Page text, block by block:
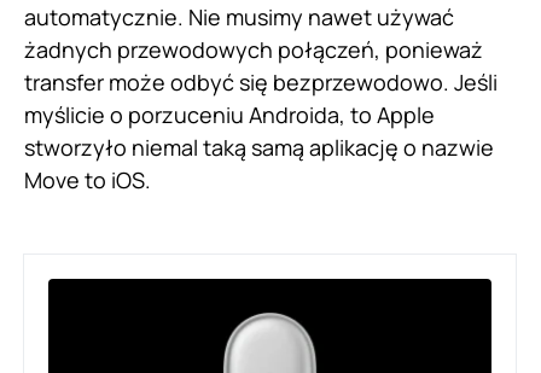
automatycznie. Nie musimy nawet używać
żadnych przewodowych połączeń, ponieważ
transfer może odbyć się bezprzewodowo. Jeśli
myślicie o porzuceniu Androida, to Apple
stworzyło niemal taką samą aplikację o nazwie
Move to iOS.